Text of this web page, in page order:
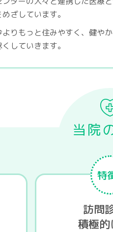
ざしています。
りもっと住みやすく、健や
していきます。
当院
特
訪問
積極的